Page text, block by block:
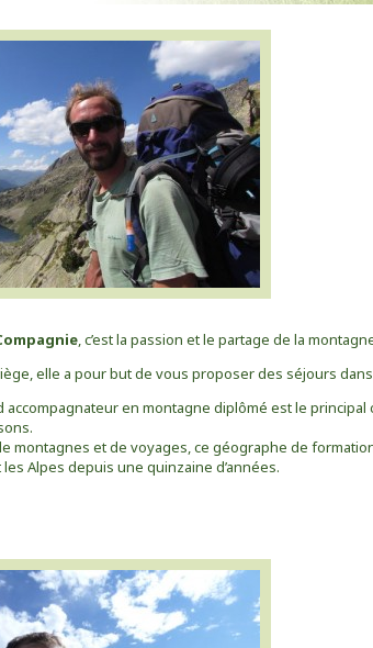
, c’est la passion et le partage de la
elle a pour but de vous proposer des séjours
accompagnateur en montagne diplômé est le
montagnes et de voyages, ce géographe de
Alpes depuis une quinzaine d’années.